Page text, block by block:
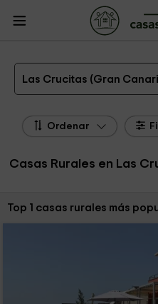
Casas Rurales
Gran Canaria
Casas Rurales Las
Las 1 mejores casas rurales en Las
Las Crucitas (Gran
Ordenar
Casas Rurales en Las
Ordenar por:
Top 1 casas rurales más